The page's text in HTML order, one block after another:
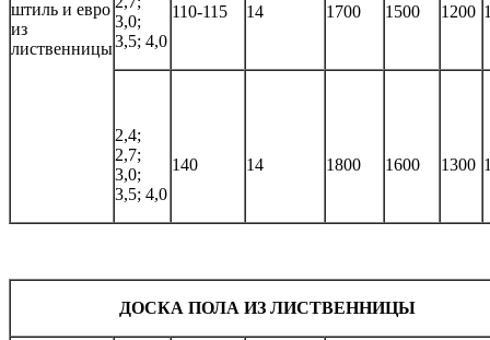
3,0;
3,5; 4,0
110-115 14 1700 1500 1200
2,4;
2,7;
3,0;
3,5; 4,0
140 14 1800 1600 1300
ДОСКА ПОЛА ИЗ ЛИСТВЕННИЦЫ